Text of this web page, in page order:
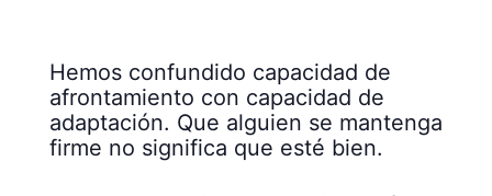
Hemos confundido capacidad de
afrontamiento con capacidad de
adaptación. Que alguien se mantenga
firme no significa que esté bien.